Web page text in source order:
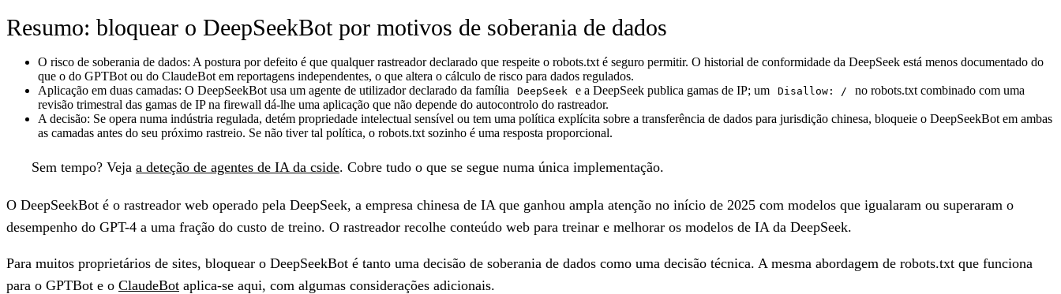
Resumo: bloquear o DeepSeekBot por motivos de soberania de dados
O risco de soberania de dados: A postura por defeito é que qualquer rastreador declarado que respeite o robots.txt é seguro permitir. O historial de conformidade da DeepSeek está menos documentado do
que o do GPTBot ou do ClaudeBot em reportagens independentes, o que altera o cálculo de risco para dados regulados.
Aplicação em duas camadas: O DeepSeekBot usa um agente de utilizador declarado da família DeepSeek e a DeepSeek publica gamas de IP; um Disallow: /
no robots.txt combinado com uma
revisão trimestral das gamas de IP na firewall dá-lhe uma aplicação que não depende do autocontrolo do rastreador.
A decisão: Se opera numa indústria regulada, detém propriedade intelectual sensível ou tem uma política explícita sobre a transferência de dados para jurisdição chinesa, bloqueie o DeepSeekBot em ambas
as camadas antes do seu próximo rastreio. Se não tiver tal política, o robots.txt sozinho é uma resposta proporcional.
Sem tempo? Veja a deteção de agentes de IA da cside. Cobre tudo o que se segue numa única implementação.
O DeepSeekBot é o rastreador web operado pela DeepSeek, a empresa chinesa de IA que ganhou ampla atenção no início de 2025 com modelos que igualaram ou superaram o
desempenho do GPT-4 a uma fração do custo de treino. O rastreador recolhe conteúdo web para treinar e melhorar os modelos de IA da DeepSeek.
Para muitos proprietários de sites, bloquear o DeepSeekBot é tanto uma decisão de soberania de dados como uma decisão técnica. A mesma abordagem de robots.txt que funciona
para o GPTBot e o ClaudeBot aplica-se aqui, com algumas considerações adicionais.